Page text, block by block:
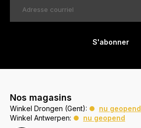
S'abonner
Nos magasins
Winkel Drongen (Gent):
nu geopend
Winkel Antwerpen:
nu geopend